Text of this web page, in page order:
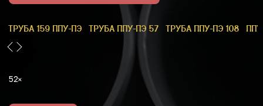
ТРУБА 159 ППУ-ПЭ ТРУБА ППУ-ПЭ 57 ТРУБА ППУ-ПЭ 108
52